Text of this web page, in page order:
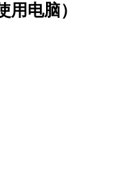
电脑）